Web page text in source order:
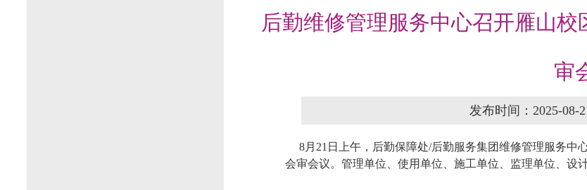
后勤维修管理服务中心召开雁山
审
发布时间：2025-
8月21日上午，后勤保障处/后勤服务集团维修管理服务
会审会议。管理单位、使用单位、施工单位、监理单位、设